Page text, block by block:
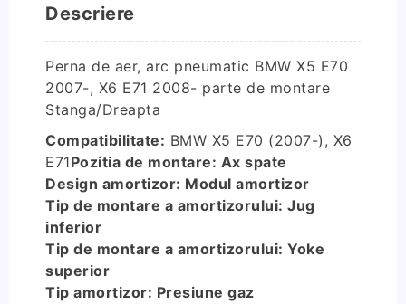
Descriere
Perna de aer, arc pneumatic BMW X5 E70
2007-, X6 E71 2008- parte de montare
Stanga/Dreapta
Compatibilitate: BMW X5 E70 (2007-), X6
E71Pozitia de montare: Ax spate
Design amortizor: Modul amortizor
Tip de montare a amortizorului: Jug
inferior
Tip de montare a amortizorului: Yoke
superior
Tip amortizor: Presiune gaz